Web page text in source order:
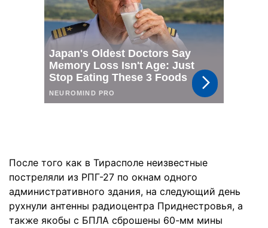
После того как в Тирасполе неизвестные
постреляли из РПГ-27 по окнам одного
административного здания, на следующий день
рухнули антенны радиоцентра Приднестровья, а
также якобы с БПЛА сброшены 60-мм мины